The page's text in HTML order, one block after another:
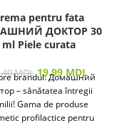
pentru fata
ДОКТОР 30
ml Piele curata
MDL 19.99 MDL
brandul: Домашний
– sănătatea întregii
Gama de produse
profilactice pentru